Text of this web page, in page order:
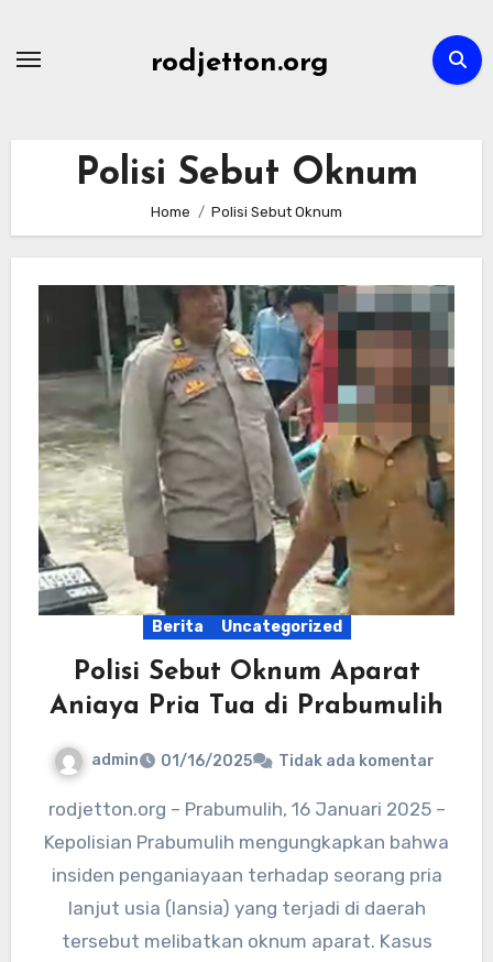
rodjetton.org
Polisi Sebut Oknum
Home Polisi Sebut Oknum
Berita Uncategorized
Polisi Sebut Oknum Aparat
Aniaya Pria Tua di Prabumulih
admin 01/16/2025 Tidak ada komentar
rodjetton.org – Prabumulih, 16 Januari 2025 –
Kepolisian Prabumulih mengungkapkan bahwa
insiden penganiayaan terhadap seorang pria
lanjut usia (lansia) yang terjadi di daerah
tersebut melibatkan oknum aparat. Kasus